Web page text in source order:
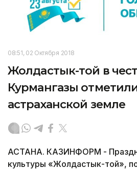
08:51, 02 Октября 2018
Жолдастык-той в
Курмангазы
астраханской земле
АСТАНА. КАЗИНФОРМ -
культуры «Жолдастык-той»,